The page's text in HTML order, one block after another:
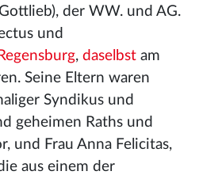
der WW. und AG.
und
Regensburg, daselbst am
Seine Eltern waren
Syndikus und
geheimen Raths und
und Frau Anna Felicitas,
aus einem der